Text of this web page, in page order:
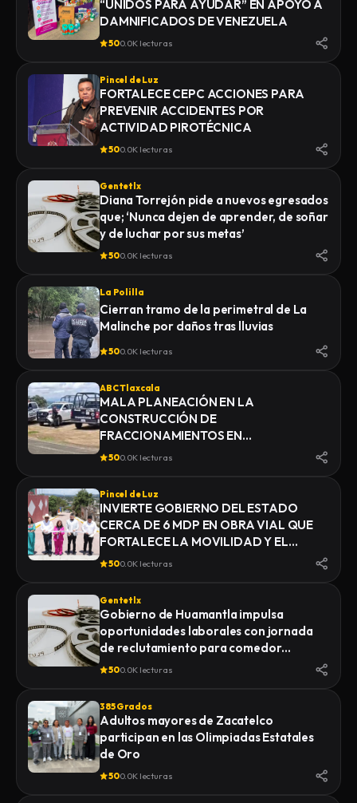
“UNIDOS PARA AYUDAR” EN APOYO A
DAMNIFICADOS DE VENEZUELA
500.0K lecturas
Pincel de Luz
FORTALECE CEPC ACCIONES PARA
PREVENIR ACCIDENTES POR
ACTIVIDAD PIROTÉCNICA
500.0K lecturas
Gentetlx
Diana Torrejón pide a nuevos egresados
que; ‘Nunca dejen de aprender, de soñar
y de luchar por sus metas’
500.0K lecturas
La Polilla
Cierran tramo de la perimetral de La
Malinche por daños tras lluvias
500.0K lecturas
ABC Tlaxcala
MALA PLANEACIÓN EN LA
CONSTRUCCIÓN DE
FRACCIONAMIENTOS EN
YAUHQUEMEHCAN GENERA QUE
500.0K lecturas
Pincel de Luz
INVIERTE GOBIERNO DEL ESTADO
CERCA DE 6 MDP EN OBRA VIAL QUE
FORTALECE LA MOVILIDAD Y EL
DESARROLLO DE YAUHQUEMEHCAN
500.0K lecturas
Gentetlx
Gobierno de Huamantla impulsa
oportunidades laborales con jornada
de reclutamiento para comedor
industrial
500.0K lecturas
385 Grados
Adultos mayores de Zacatelco
participan en las Olimpiadas Estatales
de Oro
500.0K lecturas